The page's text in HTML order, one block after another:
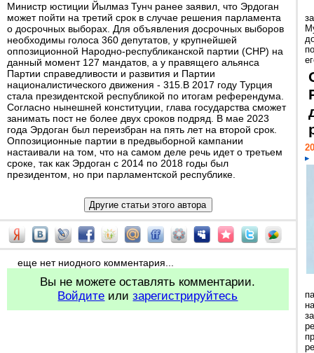
Министр юстиции Йылмаз Тунч ранее заявил, что Эрдоган
может пойти на третий срок в случае решения парламента
о досрочных выборах. Для объявления досрочных выборов
необходимы голоса 360 депутатов, у крупнейшей
оппозиционной Народно-республиканской партии (СНР) на
данный момент 127 мандатов, а у правящего альянса
Партии справедливости и развития и Партии
националистического движения - 315.В 2017 году Турция
стала президентской республикой по итогам референдума.
Согласно нынешней конституции, глава государства сможет
занимать пост не более двух сроков подряд. В мае 2023
года Эрдоган был переизбран на пять лет на второй срок.
Оппозиционные партии в предвыборной кампании
настаивали на том, что на самом деле речь идет о третьем
сроке, так как Эрдоган с 2014 по 2018 годы был
президентом, но при парламентской республике.
еще нет ниодного комментария...
Вы не можете оставлять комментарии.
Войдите илизарегистрируйтесь